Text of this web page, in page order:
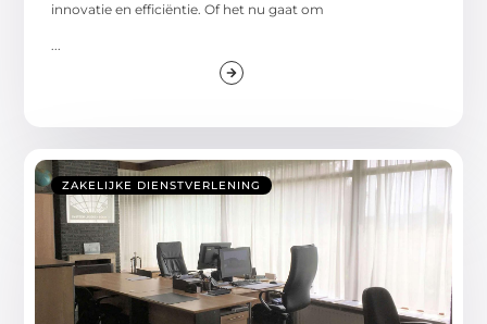
innovatie en efficiëntie. Of het nu gaat om
ZAKELIJKE DIENSTVERLENING